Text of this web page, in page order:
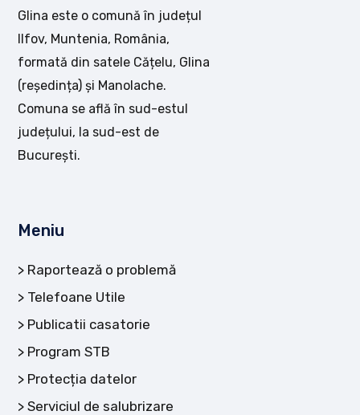
Glina este o comună în județul
Ilfov, Muntenia, România,
formată din satele Cățelu, Glina
(reședința) și Manolache.
Comuna se află în sud-estul
județului, la sud-est de
București.
Meniu
Raportează o problemă
Telefoane Utile
Publicatii casatorie
Program STB
Protecția datelor
Serviciul de salubrizare